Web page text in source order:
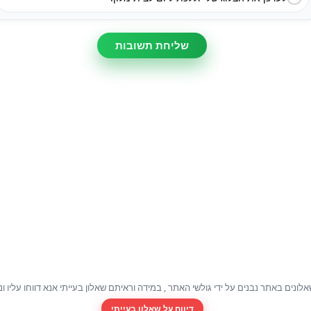
שליחת תשובות
באתר נבנים על ידי גולשי האתר , במידה וראיתם שאלון בעייתי אנא דווחו עליו
דיווח על שאלון בעייתי